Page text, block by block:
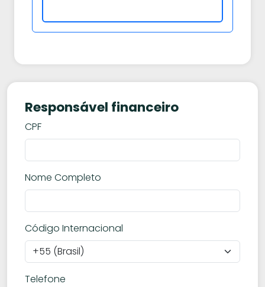
Responsável financeiro
CPF
Nome Completo
Código Internacional
Telefone